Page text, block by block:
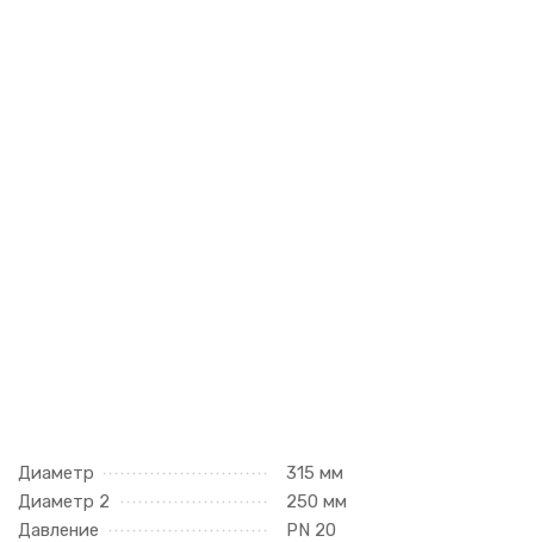
Диаметр
315 мм
Диаметр 2
250 мм
Давление
PN 20